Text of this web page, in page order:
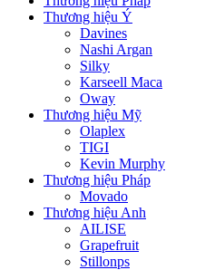
Thương hiệu Ý
Davines
Nashi Argan
Silky
Karseell Maca
Oway
Thương hiệu Mỹ
Olaplex
TIGI
Kevin Murphy
Thương hiệu Pháp
Movado
Thương hiệu Anh
AILISE
Grapefruit
Stillonps